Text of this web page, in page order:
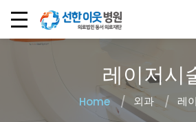
레이저시
Home 외과 레